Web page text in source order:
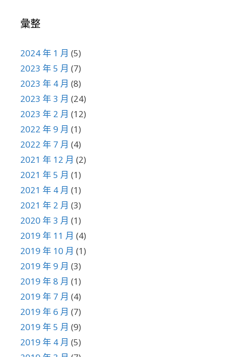
彙整
2024 年 1 月 (5)
2023 年 5 月 (7)
2023 年 4 月 (8)
2023 年 3 月 (24)
2023 年 2 月 (12)
2022 年 9 月 (1)
2022 年 7 月 (4)
2021 年 12 月 (2)
2021 年 5 月 (1)
2021 年 4 月 (1)
2021 年 2 月 (3)
2020 年 3 月 (1)
2019 年 11 月 (4)
2019 年 10 月 (1)
2019 年 9 月 (3)
2019 年 8 月 (1)
2019 年 7 月 (4)
2019 年 6 月 (7)
2019 年 5 月 (9)
2019 年 4 月 (5)